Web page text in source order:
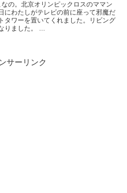
の。北京オリンピックロスのママン
にわたしがテレビの前に座って邪魔だ
タワーを置いてくれました。リビング
りました。 ...
サーリンク